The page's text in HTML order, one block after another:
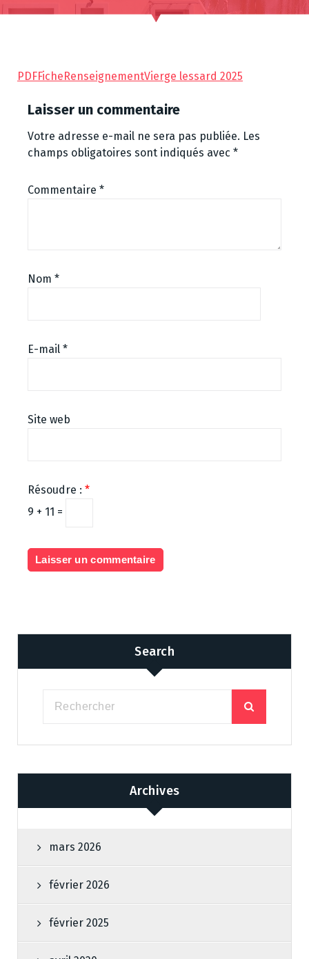
PDFFicheRenseignementVierge lessard 2025
Laisser un commentaire
Votre adresse e-mail ne sera pas publiée. Les
champs obligatoires sont indiqués avec *
Commentaire *
Nom *
E-mail *
Site web
Résoudre : *
9 + 11 =
Search
Archives
mars 2026
février 2026
février 2025